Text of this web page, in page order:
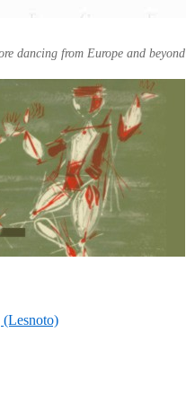
dancing from Europe and beyond